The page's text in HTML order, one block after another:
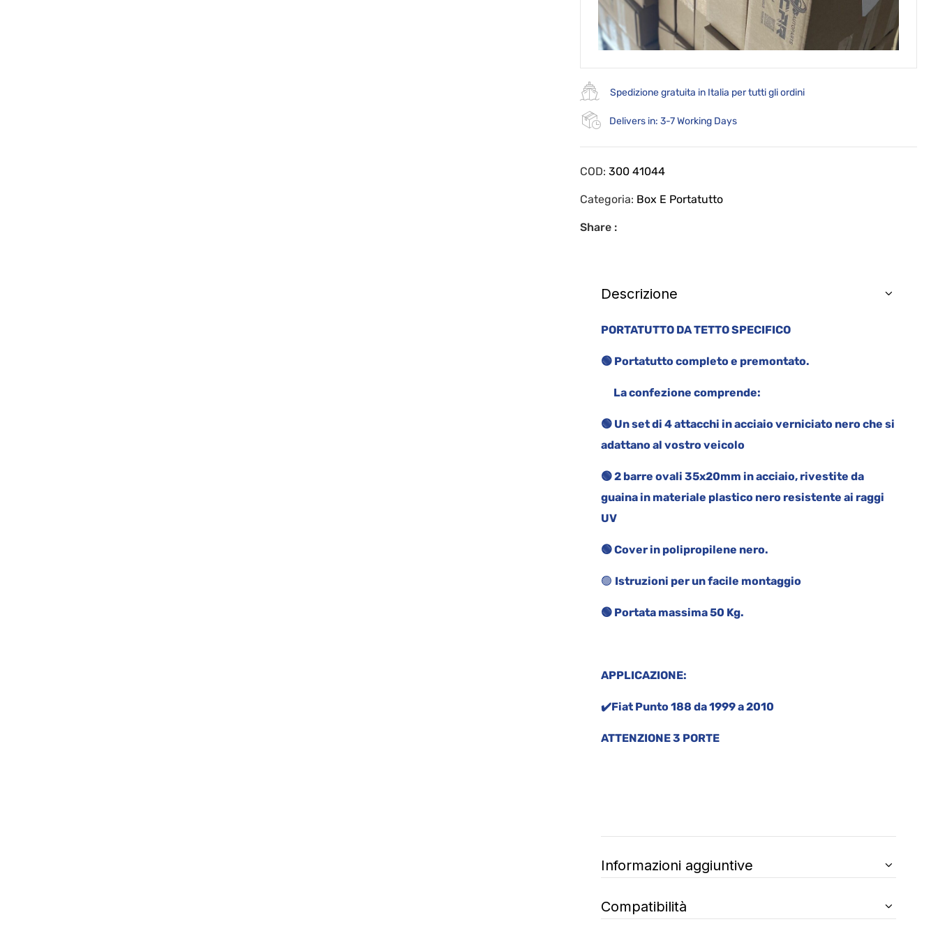
Spedizione gratuita in Italia per tutti gli ordini
Delivers in: 3-7 Working Days
COD:300 41044
Categoria: Box E Portatutto
Share :
Descrizione
PORTATUTTO DA TETTO SPECIFICO
🟢 Portatutto completo e premontato.
La confezione comprende:
🟢 Un set di 4 attacchi in acciaio verniciato nero che si
adattano al vostro veicolo
🟢 2 barre ovali 35x20mm in acciaio, rivestite da
guaina in materiale plastico nero resistente ai raggi
UV
🟢 Cover in polipropilene nero.
🟢 Istruzioni per un facile montaggio
🟢 Portata massima 50 Kg.
APPLICAZIONE:
✔️Fiat Punto 188 da 1999 a 2010
ATTENZIONE 3 PORTE
Informazioni aggiuntive
Compatibilità